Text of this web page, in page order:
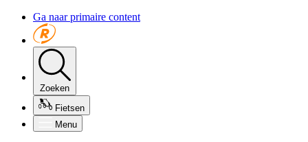
Ga naar primaire content
Zoeken
Fietsen
Menu